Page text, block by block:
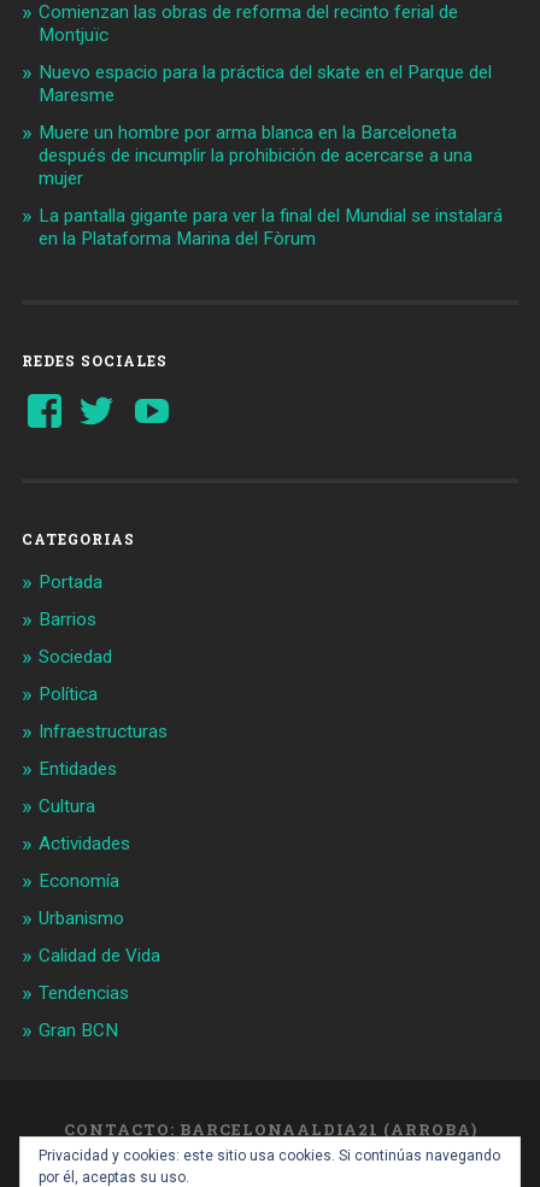
Comienzan las obras de reforma del recinto ferial de
Montjuïc
Nuevo espacio para la práctica del skate en el Parque del
Maresme
Muere un hombre por arma blanca en la Barceloneta
después de incumplir la prohibición de acercarse a una
mujer
La pantalla gigante para ver la final del Mundial se instalará
en la Plataforma Marina del Fòrum
REDES SOCIALES
Ver
perfil
Ver
perfil
CATEGORIAS
Portada
Barrios
Sociedad
Política
Infraestructuras
Entidades
Cultura
Actividades
Economía
Urbanismo
Calidad de Vida
Tendencias
Gran BCN
CONTACTO: BARCELONAALDIA21 (ARROBA)
GMAIL.COM
Privacidad y cookies: este sitio usa cookies. Si continúas navegando
por él, aceptas su uso.